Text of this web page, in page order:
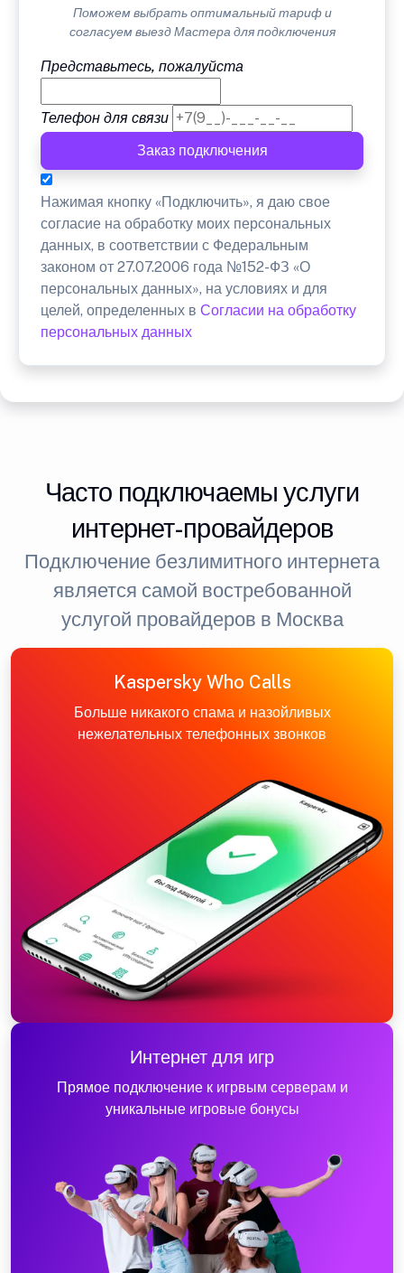
Поможем выбрать оптимальный тариф и
согласуем выезд Мастера для подключения
Представьтесь, пожалуйста
Телефон для связи
Заказ подключения
Нажимая кнопку «Подключить», я даю свое
согласие на обработку моих персональных
данных, в соответствии с Федеральным
законом от 27.07.2006 года №152-ФЗ «О
персональных данных», на условиях и для
целей, определенных в Согласии на обработку
персональных данных
Часто подключаемы услуги
интернет-провайдеров
Подключение безлимитного интернета
является самой востребованной
услугой провайдеров в Москва
Kaspersky Who Calls
Больше никакого спама и назойливых
нежелательных телефонных звонков
Интернет для игр
Прямое подключение к игрвым серверам и
уникальные игровые бонусы